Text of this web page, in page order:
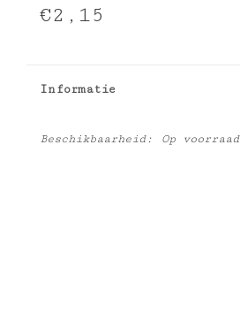
€2,15
Informatie
Beschikbaarheid: Op voorraad